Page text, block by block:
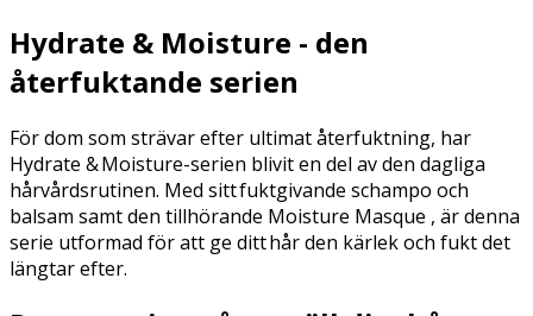
Hydrate & Moisture - den
återfuktande serien
För dom som strävar efter ultimat återfuktning, har
Hydrate & Moisture-serien blivit en del av den dagliga
hårvårdsrutinen. Med sitt fuktgivande schampo och
balsam samt den tillhörande Moisture Masque , är denna
serie utformad för att ge ditt hår den kärlek och fukt det
längtar efter.